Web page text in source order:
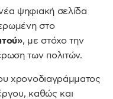
ψηφιακή σελίδα
στο
, με στόχο την
των πολιτών.
χρονοδιαγράμματος
καθώς και